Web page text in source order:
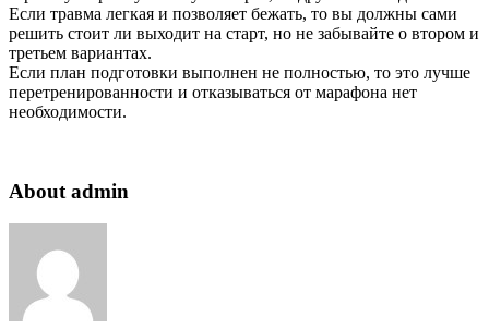
Если травма легкая и позволяет бежать, то вы должны сами
решить стоит ли выходит на старт, но не забывайте о втором и
третьем вариантах.
Если план подготовки выполнен не полностью, то это лучше
перетренированности и отказываться от марафона нет
необходимости.
About admin